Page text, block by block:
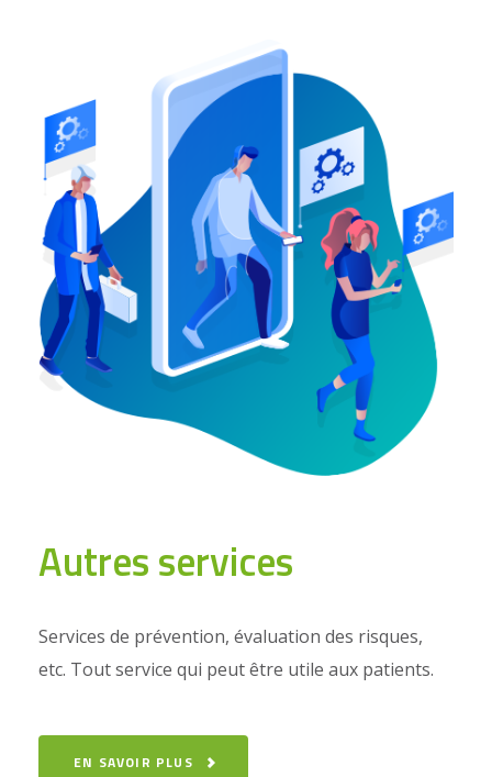
Autres services
Services de prévention, évaluation des risques,
etc. Tout service qui peut être utile aux patients.
EN SAVOIR PLUS